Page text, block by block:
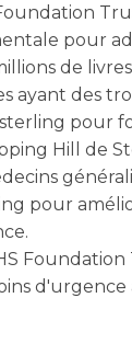
pour
de
ayant des
sterling
Hill
pour